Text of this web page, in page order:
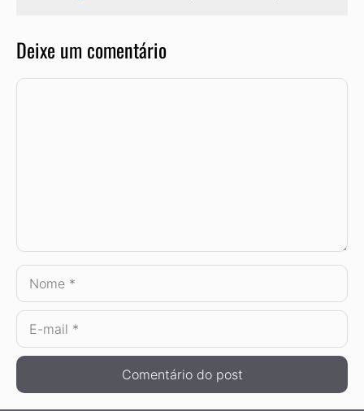
Deixe um comentário
Comentário
Nome
E-
mail